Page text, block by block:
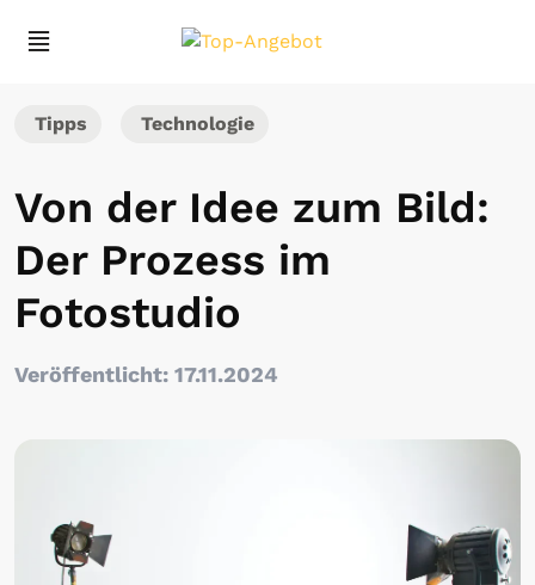
Tipps Technologie
Von der Idee zum Bild:
Der Prozess im
Fotostudio
Veröffentlicht: 17.11.2024